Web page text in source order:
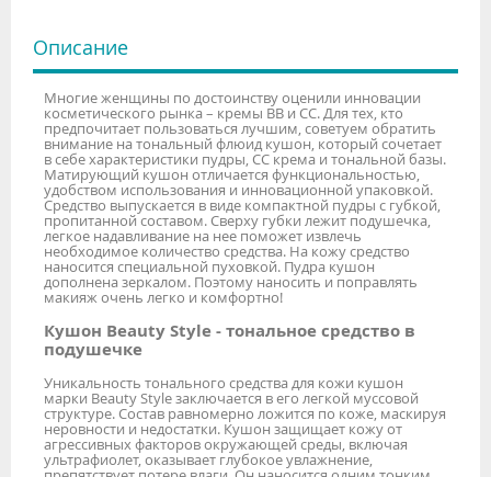
Описание
Многие женщины по достоинству оценили инновации
косметического рынка – кремы ВВ и СС. Для тех, кто
предпочитает пользоваться лучшим, советуем обратить
внимание на тональный флюид кушон, который сочетает
в себе характеристики пудры, СС крема и тональной базы.
Матирующий кушон отличается функциональностью,
удобством использования и инновационной упаковкой.
Средство выпускается в виде компактной пудры с губкой,
пропитанной составом. Сверху губки лежит подушечка,
легкое надавливание на нее поможет извлечь
необходимое количество средства. На кожу средство
наносится специальной пуховкой. Пудра кушон
дополнена зеркалом. Поэтому наносить и поправлять
макияж очень легко и комфортно!
Кушон Beauty Style - тональное средство в
подушечке
Уникальность тонального средства для кожи кушон
марки Beauty Style заключается в его легкой муссовой
структуре. Состав равномерно ложится по коже, маскируя
неровности и недостатки. Кушон защищает кожу от
агрессивных факторов окружающей среды, включая
ультрафиолет, оказывает глубокое увлажнение,